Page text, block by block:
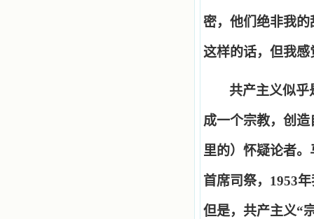
密，他们绝非我
这样的话，但我
共产主义似乎
成一个宗教，创
里的）怀疑论者
首席司祭， 1953
但是，共产主义“